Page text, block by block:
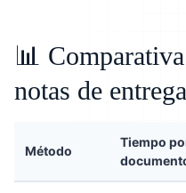
📊
notas de entrega
Método
Tiempo